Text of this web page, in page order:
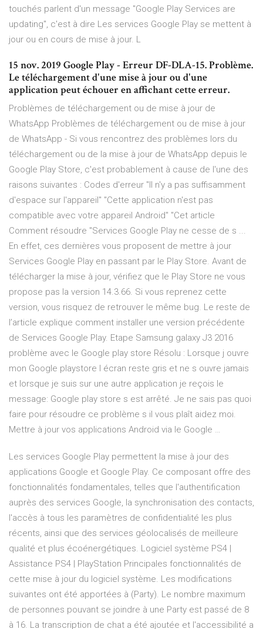
touchés parlent d'un message "Google Play Services are
updating", c'est à dire Les services Google Play se mettent à
jour ou en cours de mise à jour. L
15 nov. 2019 Google Play - Erreur DF-DLA-15. Problème.
Le téléchargement d'une mise à jour ou d'une
application peut échouer en affichant cette erreur.
Problèmes de téléchargement ou de mise à jour de
WhatsApp Problèmes de téléchargement ou de mise à jour
de WhatsApp - Si vous rencontrez des problèmes lors du
téléchargement ou de la mise à jour de WhatsApp depuis le
Google Play Store, c'est probablement à cause de l'une des
raisons suivantes : Codes d'erreur "Il n'y a pas suffisamment
d'espace sur l'appareil" "Cette application n'est pas
compatible avec votre appareil Android" "Cet article
Comment résoudre "Services Google Play ne cesse de s ...
En effet, ces dernières vous proposent de mettre à jour
Services Google Play en passant par le Play Store. Avant de
télécharger la mise à jour, vérifiez que le Play Store ne vous
propose pas la version 14.3.66. Si vous reprenez cette
version, vous risquez de retrouver le même bug. Le reste de
l’article explique comment installer une version précédente
de Services Google Play. Etape Samsung galaxy J3 2016
problème avec le Google play store Résolu : Lorsque j ouvre
mon Google playstore l écran reste gris et ne s ouvre jamais
et lorsque je suis sur une autre application je reçois le
message: Google play store s est arrêté. Je ne sais pas quoi
faire pour résoudre ce problème s il vous plaît aidez moi.
Mettre à jour vos applications Android via le Google …
Les services Google Play permettent la mise à jour des
applications Google et Google Play. Ce composant offre des
fonctionnalités fondamentales, telles que l'authentification
auprès des services Google, la synchronisation des contacts,
l'accès à tous les paramètres de confidentialité les plus
récents, ainsi que des services géolocalisés de meilleure
qualité et plus écoénergétiques. Logiciel système PS4 |
Assistance PS4 | PlayStation Principales fonctionnalités de
cette mise à jour du logiciel système. Les modifications
suivantes ont été apportées à (Party). Le nombre maximum
de personnes pouvant se joindre à une Party est passé de 8
à 16. La transcription de chat a été ajoutée et l'accessibilité a